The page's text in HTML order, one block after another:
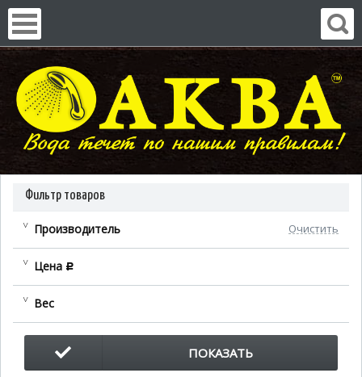
Фильтр товаров
Производитель Очистить
Цена c
Вес
ПОКАЗАТЬ